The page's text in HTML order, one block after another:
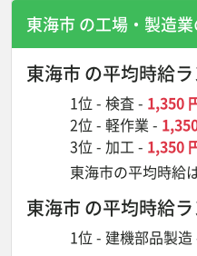
東海市 の工場・製造
東海市 の平均時給
1位 - 検査- 1,350
2位 - 軽作業 -
3位 - 加工- 1,350
東海市の平均時給
東海市 の平均時給
1位 - 建機部品製造